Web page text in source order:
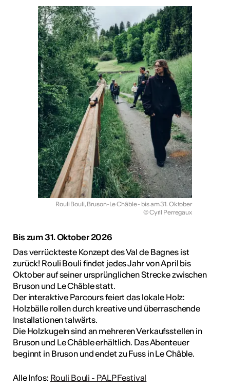
Rouli Bouli, Bruson-Le Châble - bis am 31. Oktober
© Cyril Perregaux
Bis zum 31. Oktober 2026
Das verrückteste Konzept des Val de Bagnes ist
zurück! Rouli Bouli findet jedes Jahr von April bis
Oktober auf seiner ursprünglichen Strecke zwischen
Bruson und Le Châble statt.
Der interaktive Parcours feiert das lokale Holz:
Holzbälle rollen durch kreative und überraschende
Installationen talwärts.
Die Holzkugeln sind an mehreren Verkaufsstellen in
Bruson und Le Châble erhältlich. Das Abenteuer
beginnt in Bruson und endet zu Fuss in Le Châble.
Alle Infos: Rouli Bouli - PALP Festival